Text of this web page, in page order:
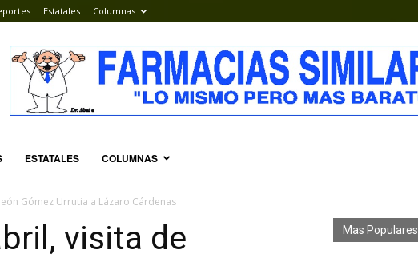
Estatales Columnas
ESTATALES COLUMNAS
Gómez Urrutia a Lázaro Cárdenas
visita de
Mas Populares